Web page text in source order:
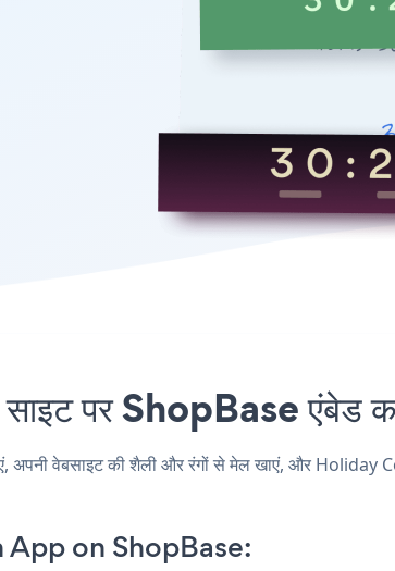
पर ShopBase एंबेड
वेबसाइट की शैली और रंगों से मेल खाएं, और Holiday
on ShopBase: